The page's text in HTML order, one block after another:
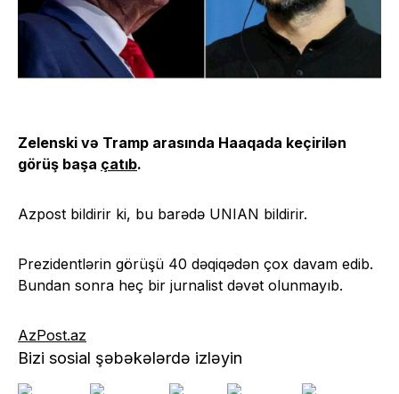
Zelenski və Tramp arasında Haaqada keçirilən
görüş başa çatıb.
Azpost bildirir ki, bu barədə UNIAN bildirir.
Prezidentlərin görüşü 40 dəqiqədən çox davam edib.
Bundan sonra heç bir jurnalist dəvət olunmayıb.
AzPost.az
Bizi sosial şəbəkələrdə izləyin